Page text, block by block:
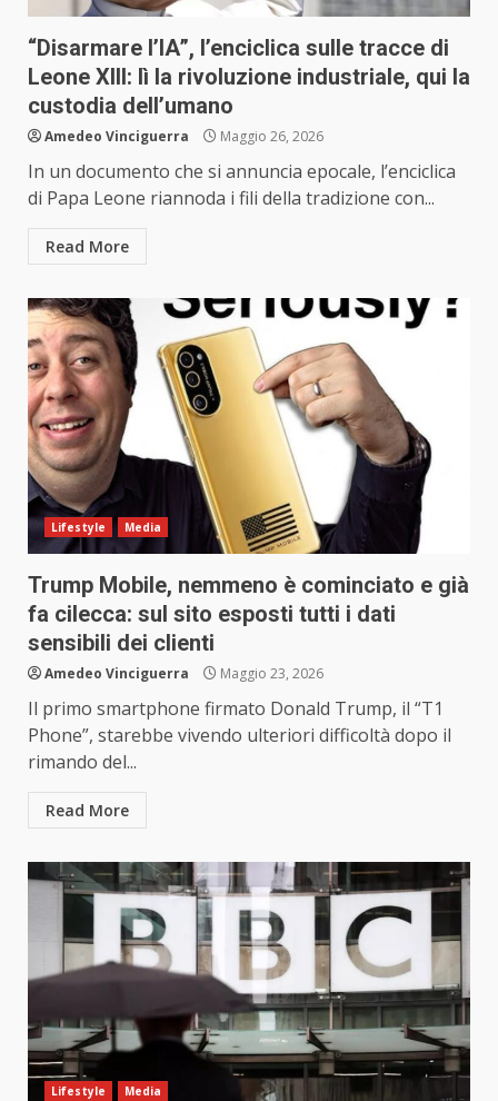
“Disarmare l’IA”, l’enciclica sulle tracce di
Leone XIII: lì la rivoluzione industriale, qui la
custodia dell’umano
Amedeo Vinciguerra Maggio 26, 2026
In un documento che si annuncia epocale, l’enciclica
di Papa Leone riannoda i fili della tradizione con...
Read More
Lifestyle Media
Trump Mobile, nemmeno è cominciato e già
fa cilecca: sul sito esposti tutti i dati
sensibili dei clienti
Amedeo Vinciguerra Maggio 23, 2026
Il primo smartphone firmato Donald Trump, il “T1
Phone”, starebbe vivendo ulteriori difficoltà dopo il
rimando del...
Read More
Lifestyle Media